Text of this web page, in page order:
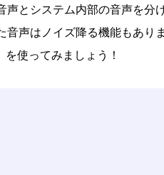
とシステム内部の音声を分
声はノイズ降る機能もあり
使ってみましょう！